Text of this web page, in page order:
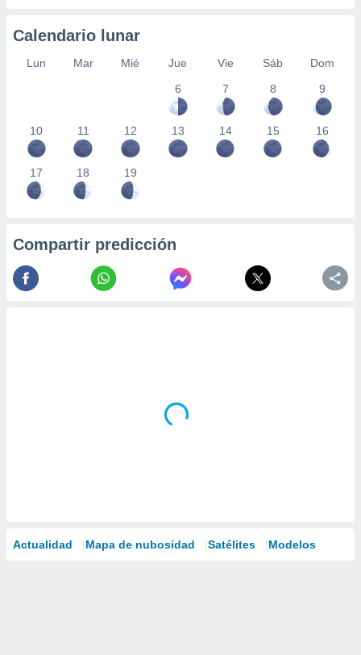
Calendario lunar
Lun Mar Mié Jue Vie Sáb
Dom
6
7 8 9
10 11 12 13 14 15 16
17 18 19
Compartir predicción
Actualidad Mapa de nubosidad Satélites Modelos